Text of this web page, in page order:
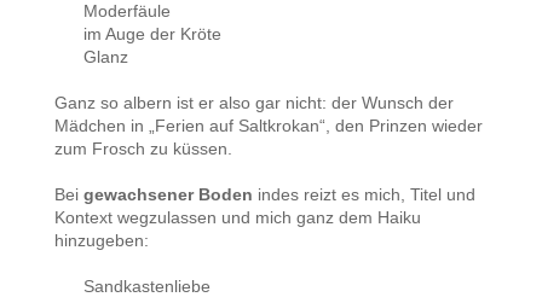
Moderfäule
im Auge der Kröte
Glanz
Ganz so albern ist er also gar nicht: der Wunsch der
Mädchen in „Ferien auf Saltkrokan“, den Prinzen wieder
zum Frosch zu küssen.
Bei gewachsener Boden indes reizt es mich, Titel und
Kontext wegzulassen und mich ganz dem Haiku
hinzugeben:
Sandkastenliebe